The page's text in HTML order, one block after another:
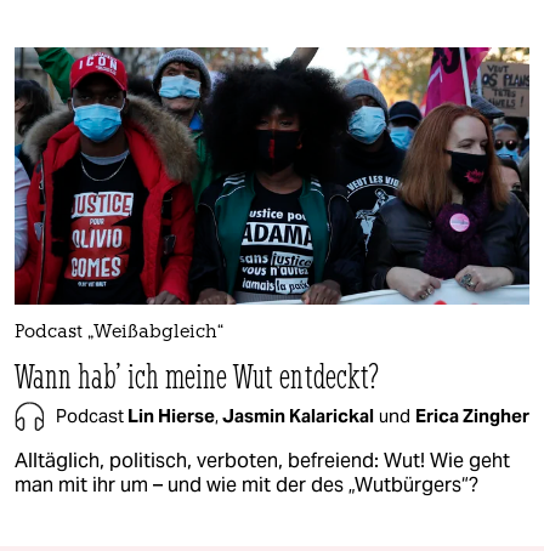
Podcast „Weißabgleich“
Wann hab' ich meine Wut entdeckt?
Podcast Lin Hierse,Jasmin Kalarickal und Erica Zingher
Alltäglich, politisch, verboten, befreiend: Wut! Wie geht
man mit ihr um – und wie mit der des „Wutbürgers“?